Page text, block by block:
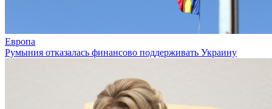
Европа
Румыния отказалась финансово поддерживать Украину